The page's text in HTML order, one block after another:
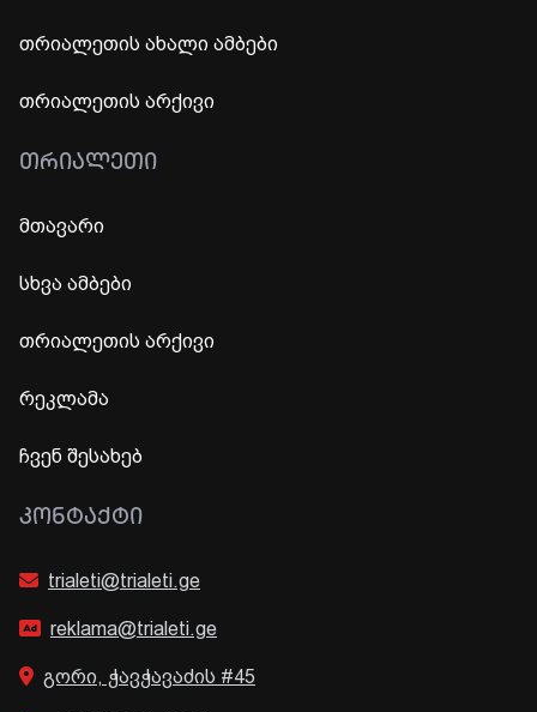
თრიალეთის ახალი ამბები
თრიალეთის არქივი
ᲗᲠᲘᲐᲚᲔᲗᲘ
მთავარი
სხვა ამბები
თრიალეთის არქივი
რეკლამა
ჩვენ შესახებ
ᲙᲝᲜᲢᲐᲥᲢᲘ
trialeti@trialeti.ge
reklama@trialeti.ge
გორი, ჭავჭავაძის #45